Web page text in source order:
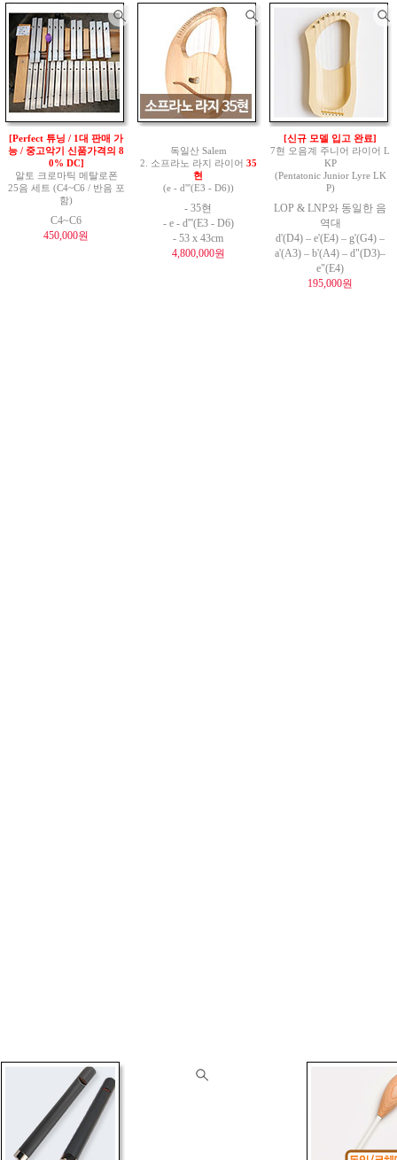
[Perfect 튜닝 / 1대 판매 가
능 / 중고악기 신품가격의 8
0% DC]
알토 크로마틱 메탈로폰
25음 세트 (C4~C6 / 반음 포
함)
C4~C6
450,000원
독일산 Salem
2. 소프라노 라지 라이어 35
현
(e - d'''(E3 - D6))
- 35현
- e - d'''(E3 - D6)
- 53 x 43cm
4,800,000원
[신규 모델 입고 완료]
7현 오음계 주니어 라이어 L
KP
(Pentatonic Junior Lyre LK
P)
LOP & LNP와 동일한 음
역대
d'(D4) – e'(E4) – g'(G4) –
a'(A3) – b'(A4) – d"(D3)–
e"(E4)
195,000원